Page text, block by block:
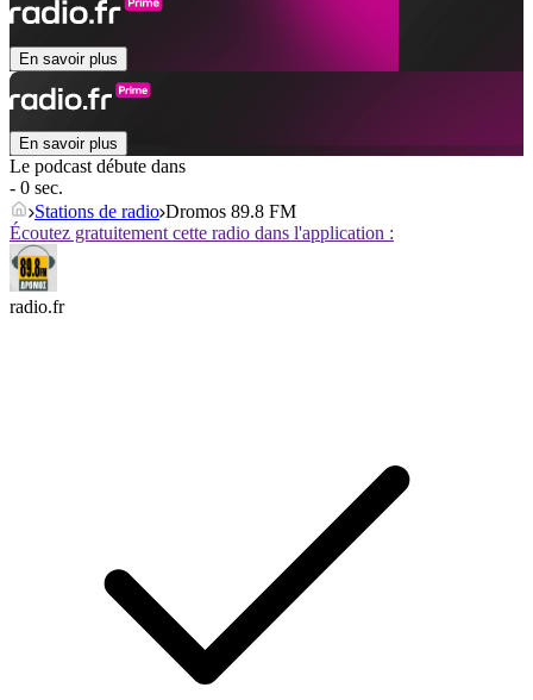
En savoir plus
En savoir plus
Le podcast débute dans
- 0 sec.
Stations de radio Dromos 89.8 FM
Écoutez gratuitement cette radio dans l'application :
radio.fr